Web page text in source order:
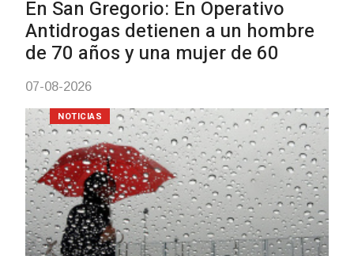
Facultad de Artes llega a Durazno
con dos cursos de formación
03-08-2026
NOTICIAS